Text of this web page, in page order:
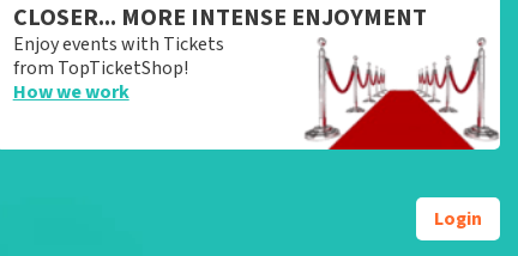
CLOSER... MORE INTENSE ENJOYMENT
Enjoy events with Tickets
from TopTicketShop!
How we work
Login